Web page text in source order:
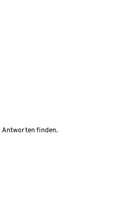
Antworten finden.